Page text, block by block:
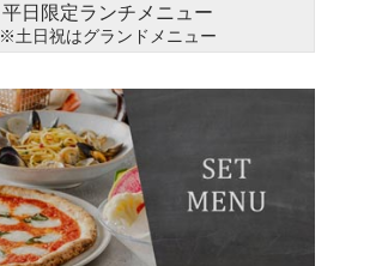
平日限定ランチメニュー
※土日祝はグランドメニュー